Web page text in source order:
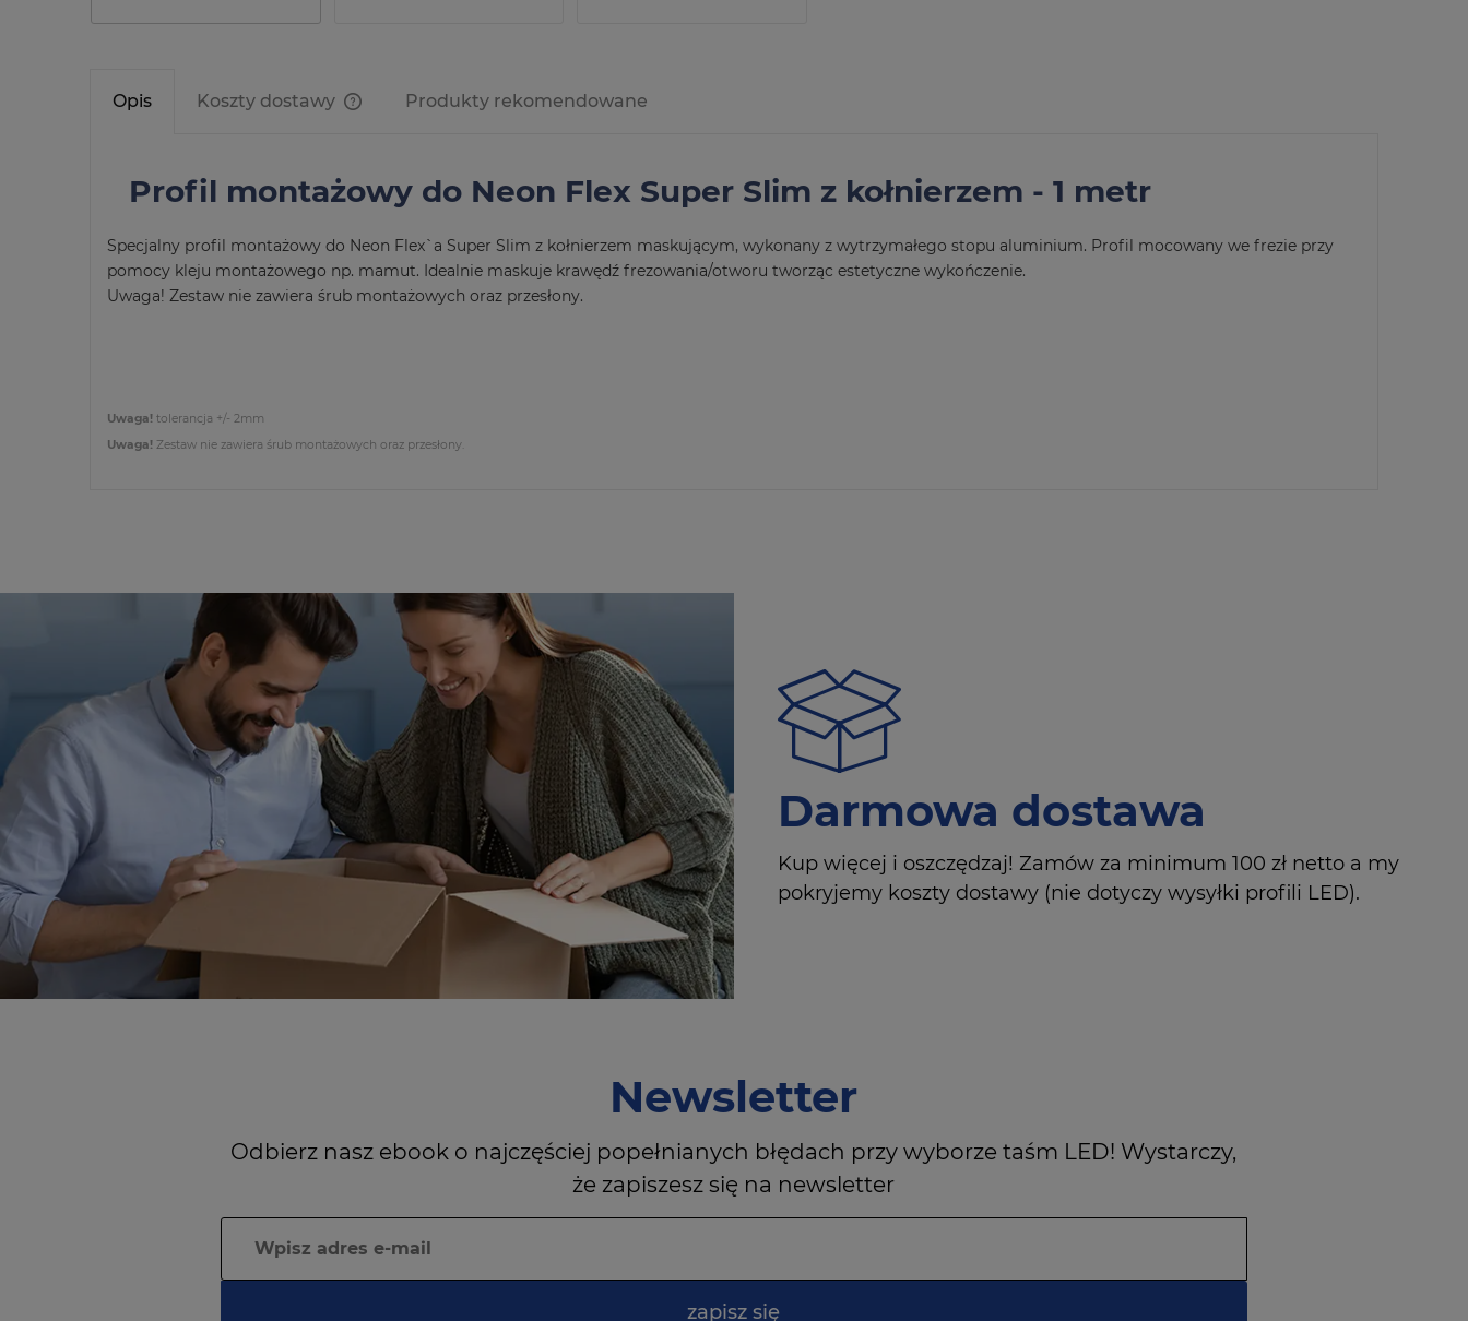
Opis Koszty dostawy Produkty rekomendowane
Profil montażowy do Neon Flex Super Slim z kołnierzem - 1 metr
Specjalny profil montażowy do Neon Flex`a Super Slim z kołnierzem maskującym, wykonany z wytrzymałego stopu aluminium. Profil mocowany we frezie przy
pomocy kleju montażowego np. mamut. Idealnie maskuje krawędź frezowania/otworu tworząc estetyczne wykończenie.
Uwaga! Zestaw nie zawiera śrub montażowych oraz przesłony.
Uwaga! tolerancja +/- 2mm
Uwaga! Zestaw nie zawiera śrub montażowych oraz przesłony.
Darmowa dostawa
Kup więcej i oszczędzaj! Zamów za minimum 100 zł netto a my
pokryjemy koszty dostawy (nie dotyczy wysyłki profili LED).
Newsletter
Odbierz nasz ebook o najczęściej popełnianych błędach przy wyborze taśm LED! Wystarczy,
że zapiszesz się na newsletter
zapisz się